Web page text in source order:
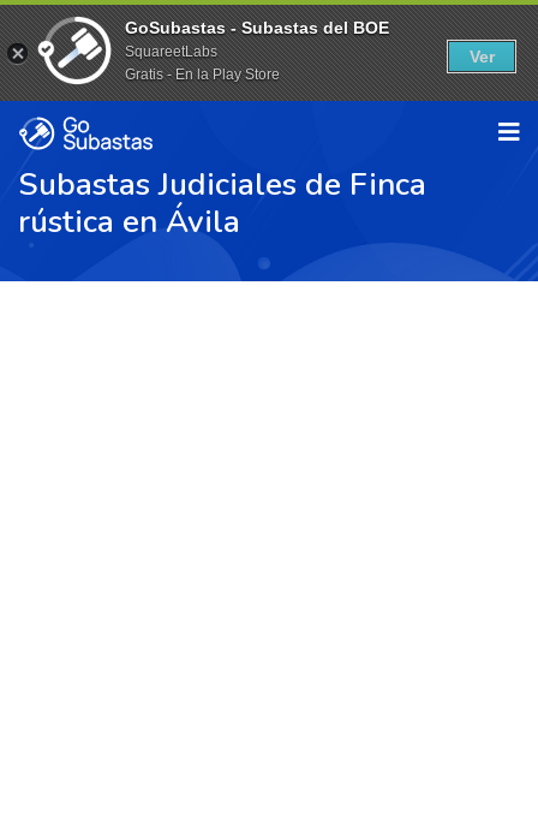
Subastas Judiciales de Finca
rústica en Ávila
GoSubastas - Subastas del BOE
SquareetLabs
Gratis - En la Play Store
Ver